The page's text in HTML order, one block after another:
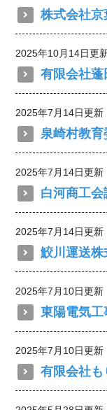
株式会社
2025年10月14日更
有限会社
2025年7月14日更新
泉崎村教育
2025年7月14日更新
白河商工会
2025年7月14日更新
鮫川運送株
2025年7月10日更新
東陽電気
2025年7月10日更新
有限会社